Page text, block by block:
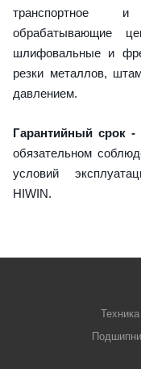
транспортное и
обрабатывающие
шлифовальные и
резки металлов,
давлением.
Гарантийный срок -
обязательном
условий
HIWIN.